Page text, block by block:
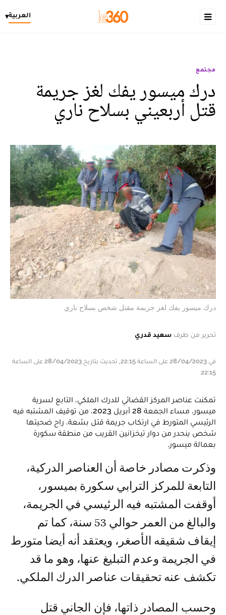
العربية▾
مجتمع
درك ميسور يفك لغز جريمة
قتل أربعيني بسلاح ناري
درك ميسور يفك لغز جريمة مقتل شخص بسلاح ناري
تحرير من طرف سعيد قدري
في 28/04/2023 على الساعة 22:15, تحديث بتاريخ 28/04/2023 على الساعة
22:15
تمكنت عناصر المركز القضائي للدرك الملكي، التابع لسرية
ميسور، مساء الجمعة 28 أبريل 2023، من توقيف المشتبه فيه
الرئيسي المتورط في ارتكاب جريمة قتل بشعة، راح ضحيتها
شخص ينحدر من دوار تيخزانين القريب من منطقة سكورة
بعمالة ميسور.
وذكرت مصادر خاصة أن العناصر الدركية،
التابعة للمركز الترابي سكورة بميسور،
أوقفت المشتبه فيه الرئيسي في الجريمة،
والبالغ من العمر حوالي 53 سنة، كما تم
إيقاف شقيقه الأصغر، ويعتقد أنه أيضا متورط
في الجريمة وعدم التبليغ عنها، وهو ما قد
تكشف عنه تحقيقات عناصر الدرك الملكي.
وحسب المصادر ذاتها، فإن الجاني قتل